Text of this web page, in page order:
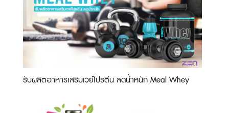
รับผลิตอาหารเสริมเวย์โปรตีน ลดน้ำหนัก Meal Whey